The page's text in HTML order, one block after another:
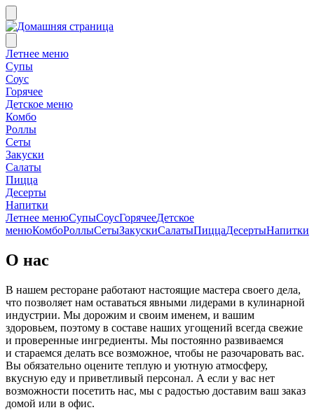
Летнее меню
Супы
Соус
Горячее
Детское меню
Комбо
Роллы
Сеты
Закуски
Салаты
Пицца
Десерты
Напитки
Летнее менюСупыСоусГорячееДетское
менюКомбоРоллыСетыЗакускиСалатыПиццаДесертыНапитки
О нас
В нашем ресторане работают настоящие мастера своего дела,
что позволяет нам оставаться явными лидерами в кулинарной
индустрии. Мы дорожим и своим именем, и вашим
здоровьем, поэтому в составе наших угощений всегда свежие
и проверенные ингредиенты. Мы постоянно развиваемся
и стараемся делать все возможное, чтобы не разочаровать вас.
Вы обязательно оцените теплую и уютную атмосферу,
вкусную еду и приветливый персонал. А если у вас нет
возможности посетить нас, мы с радостью доставим ваш заказ
домой или в офис.